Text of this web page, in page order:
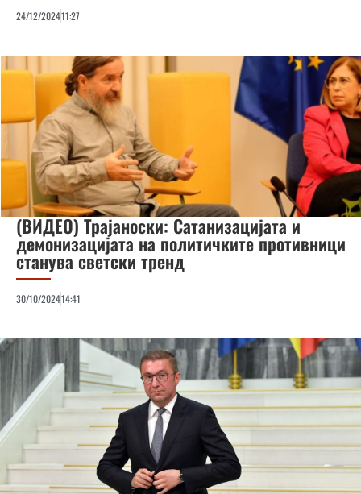
24/12/202411:27
(ВИДЕО) Трајаноски: Сатанизацијата и
демонизацијата на политичките противници
станува светски тренд
30/10/202414:41